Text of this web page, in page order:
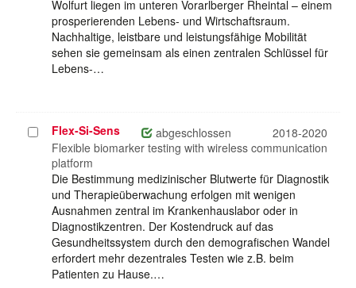
Wolfurt liegen im unteren Vorarlberger Rheintal – einem
prosperierenden Lebens- und Wirtschaftsraum.
Nachhaltige, leistbare und leistungsfähige Mobilität
sehen sie gemeinsam als einen zentralen Schlüssel für
Lebens-…
Projekt
auswählen
Flex-Si-Sens abgeschlossen
2018-2020
Flexible biomarker testing with wireless communication
platform
Die Bestimmung medizinischer Blutwerte für Diagnostik
und Therapieüberwachung erfolgen mit wenigen
Ausnahmen zentral im Krankenhauslabor oder in
Diagnostikzentren. Der Kostendruck auf das
Gesundheitssystem durch den demografischen Wandel
erfordert mehr dezentrales Testen wie z.B. beim
Patienten zu Hause.…